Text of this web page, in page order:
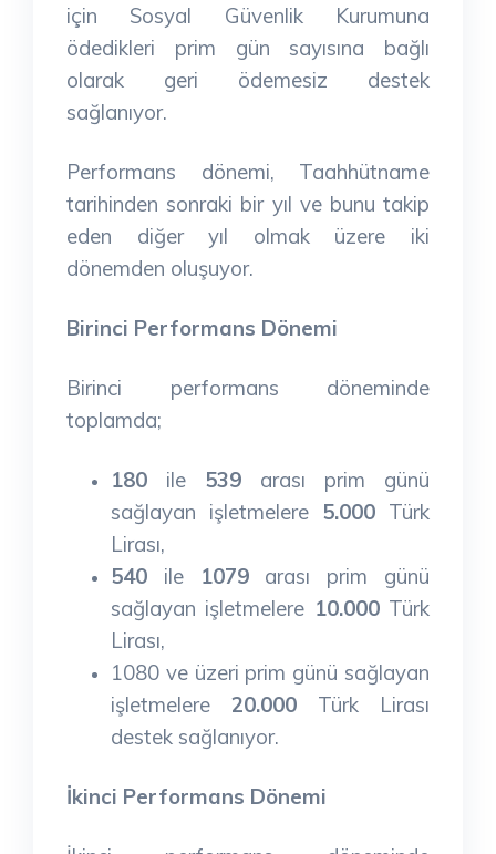
için Sosyal Güvenlik Kurumuna
ödedikleri prim gün sayısına bağlı
olarak geri ödemesiz destek
sağlanıyor.
Performans dönemi, Taahhütname
tarihinden sonraki bir yıl ve bunu takip
eden diğer yıl olmak üzere iki
dönemden oluşuyor.
Birinci Performans Dönemi
Birinci performans döneminde
toplamda;
180 ile 539 arası prim günü
sağlayan işletmelere 5.000 Türk
Lirası,
540 ile 1079arası prim günü
sağlayan işletmelere 10.000Türk
Lirası,
1080 ve üzeri prim günü sağlayan
işletmelere 20.000 Türk Lirası
destek sağlanıyor.
İkinci Performans Dönemi